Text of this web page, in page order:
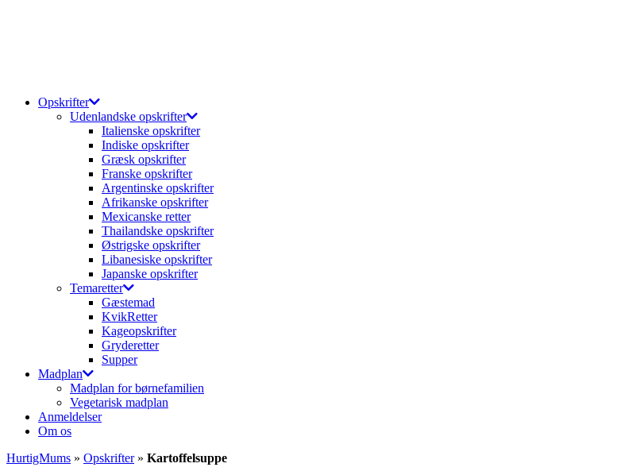
Opskrifter
Udenlandske opskrifter
Italienske opskrifter
Indiske opskrifter
Græsk opskrifter
Franske opskrifter
Argentinske opskrifter
Afrikanske opskrifter
Mexicanske retter
Thailandske opskrifter
Østrigske opskrifter
Libanesiske opskrifter
Japanske opskrifter
Temaretter
Gæstemad
KvikRetter
Kageopskrifter
Gryderetter
Supper
Madplan
Madplan for børnefamilien
Vegetarisk madplan
Anmeldelser
Om os
HurtigMums » Opskrifter» Kartoffelsuppe